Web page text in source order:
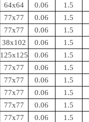
64x64 0.06 1.5
77x77 0.06 1.5
77x77 0.06 1.5
38x102 0.06 1.5
125x125 0.06 1.5
77x77 0.06 1.5
77x77 0.06 1.5
77x77 0.06 1.5
77x77 0.06 1.5
77x77 0.06 1.5